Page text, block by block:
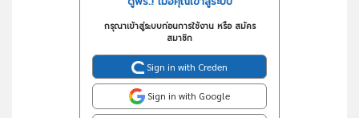
กรุณาเข้าสู่ระบบก่อนการใช้งาน หรือ สมัคร
สมาชิก
Sign in with Creden
Sign in with Google